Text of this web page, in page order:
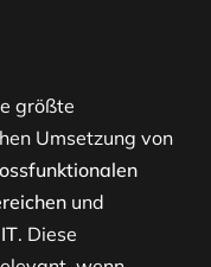
größte
Umsetzung von
und
IT. Diese